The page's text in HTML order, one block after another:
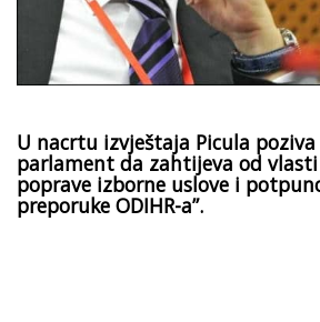
U nacrtu izvještaja Picula poziva
parlament da zahtijeva od vlasti
poprave izborne uslove i
preporuke ODIHR-a”.